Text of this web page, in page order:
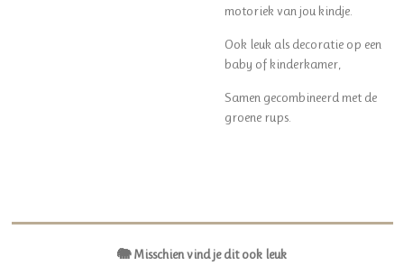
motoriek van jou kindje.
Ook leuk als decoratie op een
baby of kinderkamer,
Samen gecombineerd met de
groene rups.
🐘 Misschien vind je dit ook leuk